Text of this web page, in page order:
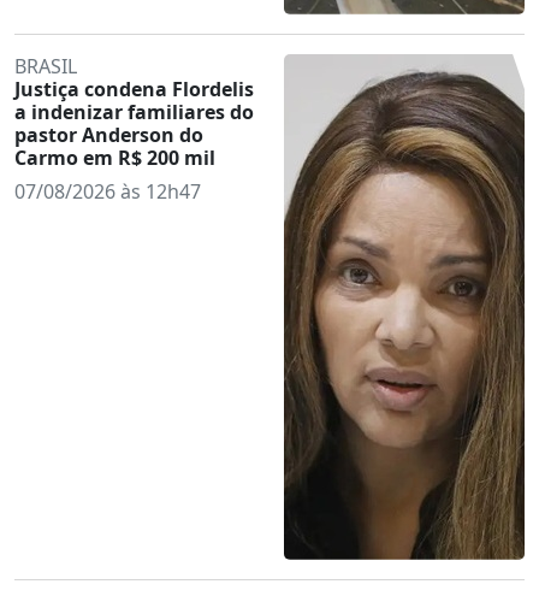
BRASIL
Justiça condena Flordelis
a indenizar familiares do
pastor Anderson do
Carmo em R$ 200 mil
07/08/2026 às 12h47